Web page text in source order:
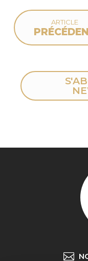
ARTICLE